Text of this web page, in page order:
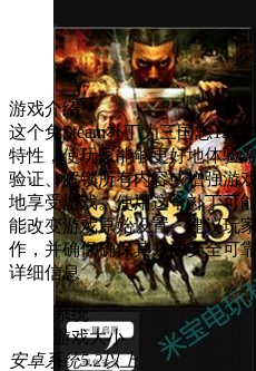
游戏介绍
这个免Steam补丁为三国志13
特性，使玩家能够更好地体验
验证、解锁所有内容或增强游
地享受游戏。使用这个补丁可
能改变游戏原始设置。建议玩
作，并确保确保其来源安全可
详细信息
系统
游戏大小
安卓系统5.2以上